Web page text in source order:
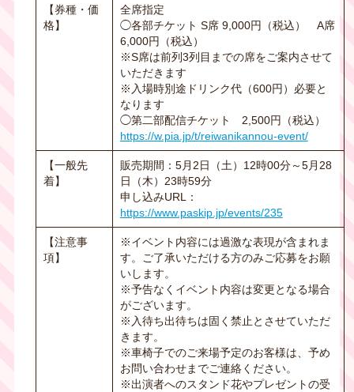
【券種・価
格】
全席指定
◯各部チケット S席9,000円（税込） A席
6,000円（税込）
※S席は前列3列目までの席をご案内させて
いただきます
※入場時別途ドリンク代（600円）必要と
なります
◯第二部配信チケット 2,500円（税込）
https://w.pia.jp/t/reiwanikannou-event/
【一般先
着】
販売期間：5月2日（土）12時00分～5月28
日（木）23時59分
申し込みURL
：
https://www.paskip.jp/events/235
【注意事
項】
※イベント内容には過激な表現が含まれま
す。ご了承いただける方のみご応募をお願
いします。
※予告なくイベント内容は変更となる場合
がございます。
※入待ち出待ちは固く禁止とさせていただ
きます。
※車椅子でのご来場予定のお客様は、予め
お問い合わせまでご連絡ください。
※出演者へのスタンド花やプレゼントの受